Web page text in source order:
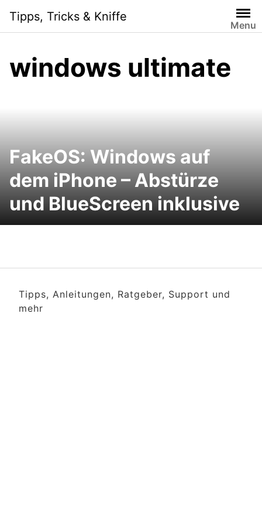
content
Tipps, Tricks & Kniffe
Menu
windows ultimate
FakeOS: Windows auf
dem iPhone – Abstürze
und BlueScreen inklusive
Tipps, Anleitungen, Ratgeber, Support und
mehr